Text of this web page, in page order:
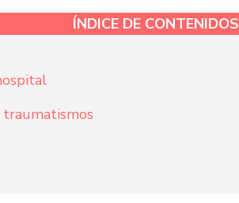
ÍNDICE DE CONTENIDOS